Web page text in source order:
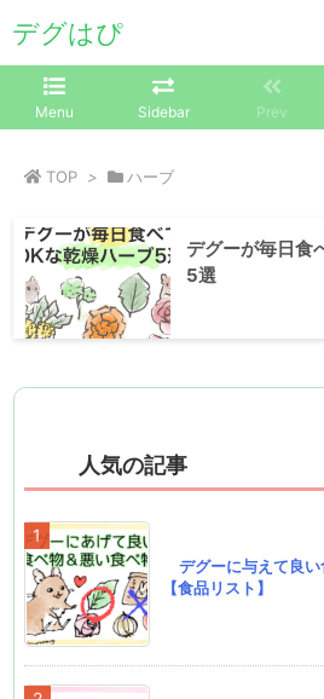
デグはぴ
Menu Sidebar Prev
TOP > ハーブ
デグーが毎日食
5選
人気の記事
デグーに与えて良
【食品リスト】